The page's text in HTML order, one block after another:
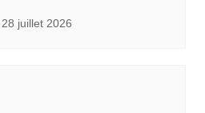
28 juillet 2026